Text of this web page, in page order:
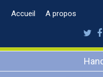
Accueil A propos